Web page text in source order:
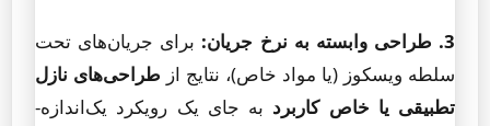
3. طراحی وابسته به نرخ جریان:
برای جریان‌های تحت
سلطه ویسکوز (یا مواد خاص)، نتایج از طراحی‌های نازل
تطبیقی یا خاص کاربرد به جای یک رویکرد یک‌اندازه-